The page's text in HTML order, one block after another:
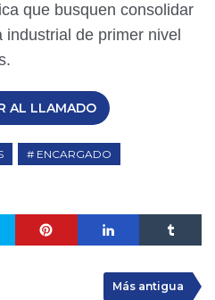
que busquen consolidar
de primer nivel
AL LLAMADO
ENCARGADO
Más antigua